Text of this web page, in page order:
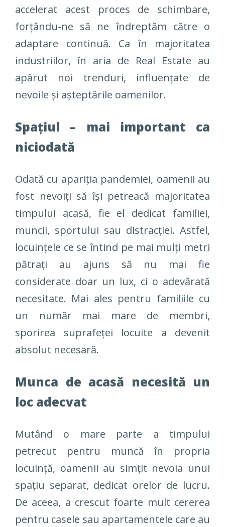
accelerat acest proces de schimbare,
forțându-ne să ne îndreptăm către o
adaptare continuă. Ca în majoritatea
industriilor, în aria de Real Estate au
apărut noi trenduri, influențate de
nevoile și așteptările oamenilor.
Spațiul – mai important ca
niciodată
Odată cu apariția pandemiei, oamenii au
fost nevoiți să își petreacă majoritatea
timpului acasă, fie el dedicat familiei,
muncii, sportului sau distracției. Astfel,
locuințele ce se întind pe mai mulți metri
pătrați au ajuns să nu mai fie
considerate doar un lux, ci o adevărată
necesitate. Mai ales pentru familiile cu
un număr mai mare de membri,
sporirea suprafeței locuite a devenit
absolut necesară.
Munca de acasă necesită un
loc adecvat
Mutând o mare parte a timpului
petrecut pentru muncă în propria
locuință, oamenii au simțit nevoia unui
spațiu separat, dedicat orelor de lucru.
De aceea, a crescut foarte mult cererea
pentru casele sau apartamentele care au